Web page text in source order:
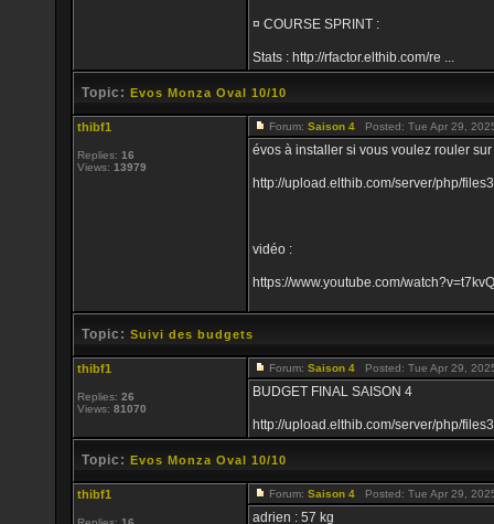
¤ COURSE SPRINT :
Stats : http://rfactor.elthib.com/re ...
Topic: Evos Monza Oval 10/10
thibf1
Replies: 16
Views: 13979
Forum: Saison 4 Posted: Tue Apr 29,
évos à installer si vous voulez rouler
http://upload.elthib.com/server/php/
vidéo :
https://www.youtube.com/
Topic: Suivi des budgets
thibf1
Replies: 26
Views: 81070
Forum: Saison 4 Posted: Tue Apr 29,
BUDGET FINAL SAISON 4
http://upload.elthib.com/server/php/
Topic: Evos Monza Oval 10/10
thibf1 Forum: Saison 4 Posted: Tue Apr 29,
adrien : 57 kg